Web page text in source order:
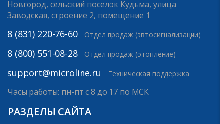
Новгород, сельский поселок Кудьма, улица
Заводская, строение 2, помещение 1
8 (831) 220-76-60 Отдел продаж (автосигнализации)
8 (800) 551-08-28 Отдел продаж (отопление)
support@microline.ru Техническая поддержка
Часы работы: пн-пт с 8 до 17 по МСК
РАЗДЕЛЫ САЙТА